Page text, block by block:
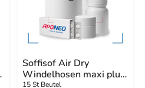
Soffisof Air Dry
Windelhosen maxi plus
15 St Beutel